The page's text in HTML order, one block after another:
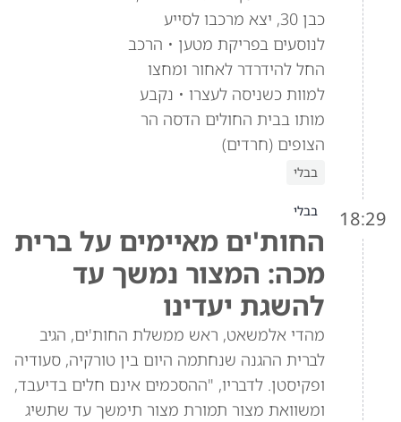
כבן 30, יצא מרכבו לסייע
לנוסעים בפריקת מטען • הרכב
החל להידרדר לאחור ומחצו
למוות כשניסה לעצרו • נקבע
מותו בבית החולים הדסה הר
הצופים (חרדים)
בבלי
18:29 בבלי
החות'ים מאיימים על ברית
מכה: המצור נמשך עד
להשגת יעדינו
מהדי אלמשאט, ראש ממשלת החות'ים, הגיב
לברית ההגנה שנחתמה היום בין טורקיה, סעודיה
ופקיסטן. לדבריו, "ההסכמים אינם חלים בדיעבד,
ומשוואת מצור תמורת מצור תימשך עד שתשיג